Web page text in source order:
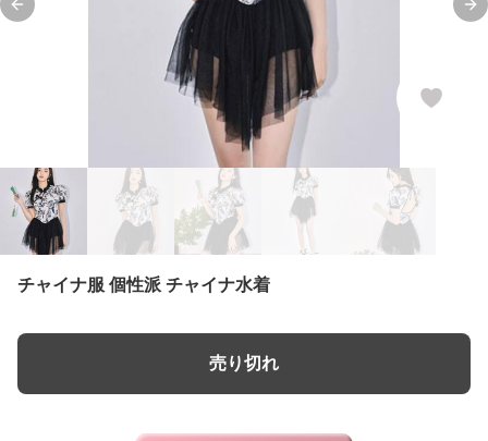
Previous slide
チャイナ服 個性派 チャイナ水着
売り切れ